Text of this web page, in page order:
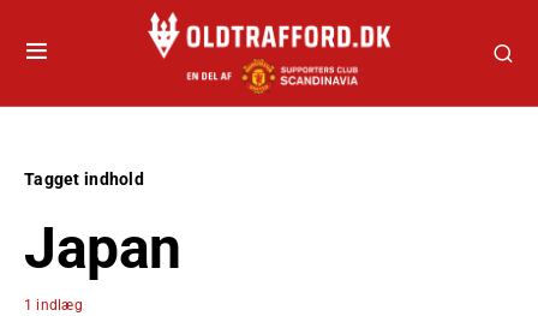
Tagget indhold
Japan
1 indlæg